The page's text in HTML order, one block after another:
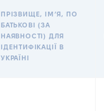
ПРІЗВИЩЕ, ІМʼЯ, ПО
БАТЬКОВІ (ЗА
НАЯВНОСТІ) ДЛЯ
ІДЕНТИФІКАЦІЇ В
УКРАЇНІ